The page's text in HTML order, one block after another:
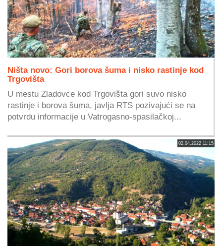
Ništa novo: Gori borova šuma i nisko rastinje kod
Trgovišta
U mestu Zladovce kod Trgovišta gori suvo nisko
rastinje i borova šuma, javlja RTS pozivajući se na
potvrdu informacije u Vatrogasno-spasilačkoj...
02.04.2022 11:15